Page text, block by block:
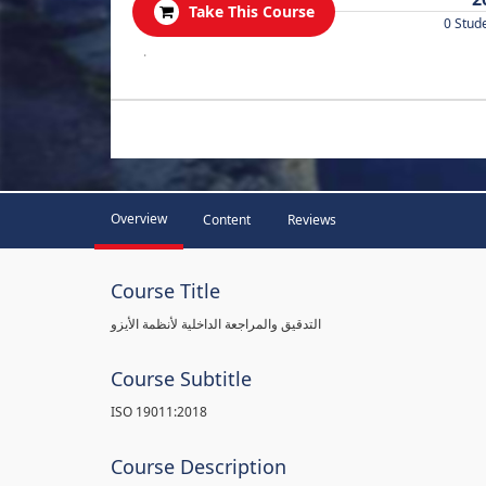
Take This Course
0
.
Overview Content Reviews
Course Title
التدقيق والمراجعة الداخلية لأنظمة الأيزو
Course Subtitle
ISO 19011:2018
Course Description